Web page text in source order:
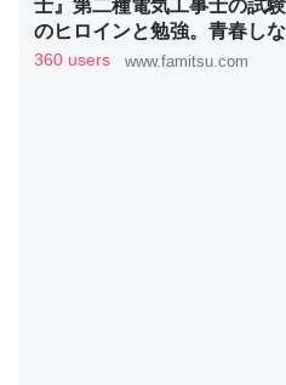
これを元に考えるとカルシウ
類は苦労してるんだな…。腹
─ニュース :: 【研究発表】昆虫学
ウチもEchoを実家に置いて
ちぼちRingも置こうかと画策
位置情報を共有してる。電池
士』第二種電気工事士の試
のヒロインと勉強。青春し
ら“過去問1000問”や“本番形
360 users www.famitsu.com